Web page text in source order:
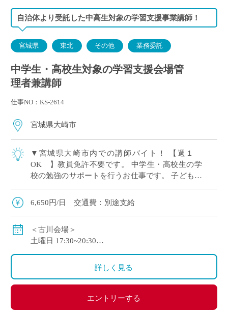
自治体より受託した中高生対象の学習支援事業講師！
宮城県 東北 その他 業務委託
中学生・高校生対象の学習支援会場管
理者兼講師
仕事NO：KS-2614
宮城県大崎市
▼宮城県大崎市内での講師バイト！ 【週１
OK 】教員免許不要です。 中学生・高校生の学
校の勉強のサポートを行うお仕事です。 子どもの
仕事です。 1コマ1～3名の生徒を担当する […]
6,650円/日 交通費：別途支給
＜古川会場＞
土曜日 17:30~20:30
土曜日 17:30～20:30
※会場は応募時に選択可能
詳しく見る
エントリーする